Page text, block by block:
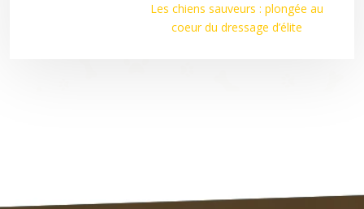
Les chiens sauveurs : plongée au
coeur du dressage d’élite